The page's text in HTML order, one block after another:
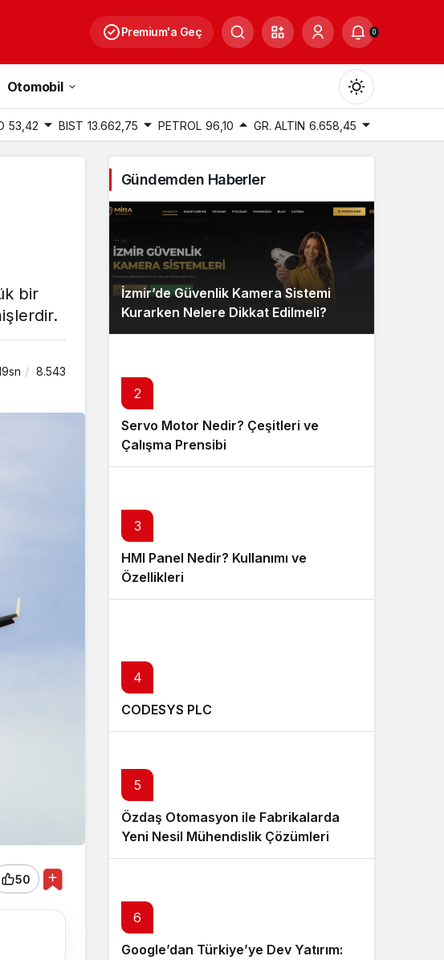
Premium'a Geç 0
Otomobil
Gündüz Modu
Gece Modu
Gece modunu seçin.
53,42 BIST 13.662,75 PETROL 96,10 GR. ALTIN 6.658,45
bir
8.543
50
Gündemden Haberler
İzmir’de Güvenlik Kamera Sistemi
Kurarken Nelere Dikkat Edilmeli?
2
Servo Motor Nedir? Çeşitleri ve
Çalışma Prensibi
3
HMI Panel Nedir? Kullanımı ve
Özellikleri
4
CODESYS PLC
5
Özdaş Otomasyon ile Fabrikalarda
Yeni Nesil Mühendislik Çözümleri
6
Google’dan Türkiye’ye Dev Yatırım: